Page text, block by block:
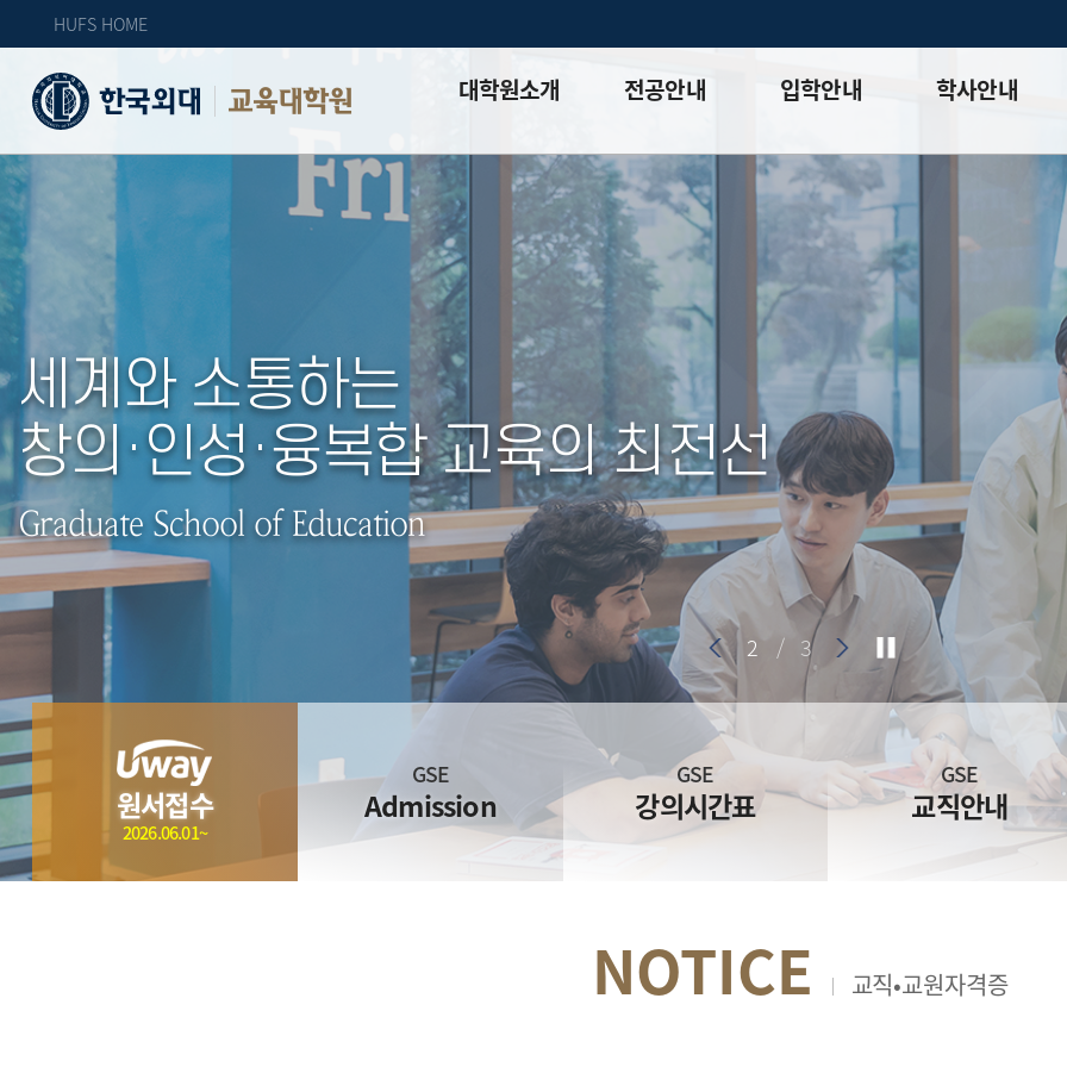
HUFS HOME
교육대학원 대학원소개
인사말
대학원 소개
교학처 소개
교수진 소개
교직부
오시는 길
전공안내
전공안내+
입학안내
입학안내
입시 공지사항
학사안내
외국어 / 종합시험
논문
대학원생권리장전
자체평가보고서
학생상담
3 / 3
세계와 소통하는
창의·인성·융복합 교육의 최전선
Graduate School of Education
원서접수
2026.06.01~
GSE
Admission
GSE
강의시간표
GSE
교직안내